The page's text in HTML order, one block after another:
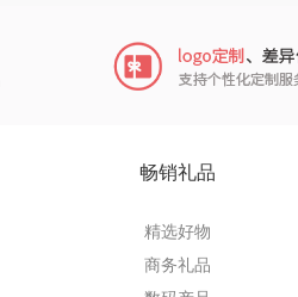
folli follie
翼眠
畅销礼品
精选好物
商务礼品